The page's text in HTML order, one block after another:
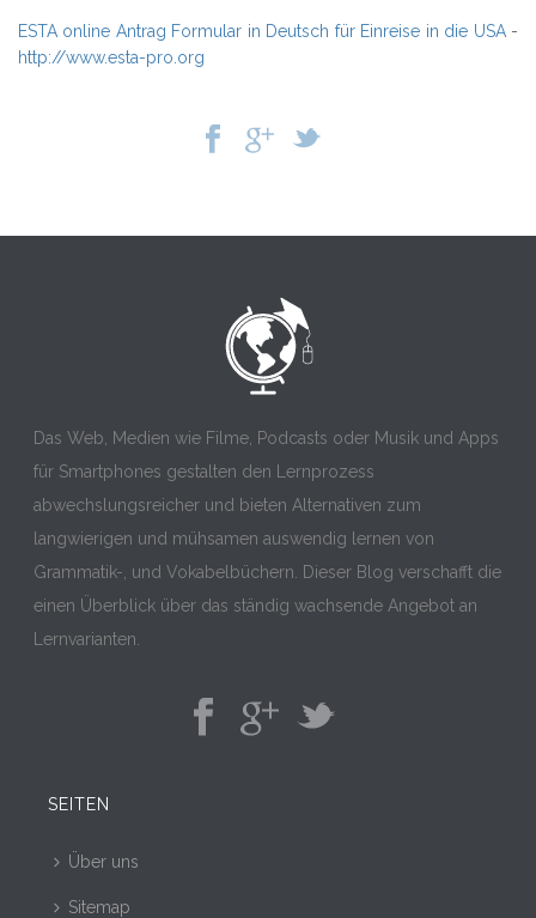
ESTA online Antrag Formular in Deutsch für Einreise in die USA-
http://www.esta-pro.org
Das Web, Medien wie Filme, Podcasts oder Musik und Apps
für Smartphones gestalten den Lernprozess
abwechslungsreicher und bieten Alternativen zum
langwierigen und mühsamen auswendig lernen von
Grammatik-, und Vokabelbüchern. Dieser Blog verschafft die
einen Überblick über das ständig wachsende Angebot an
Lernvarianten.
SEITEN
Über uns
Sitemap